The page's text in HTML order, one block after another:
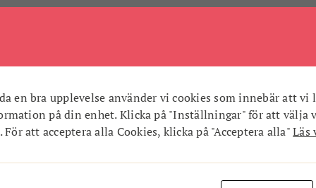
den poäng man har där. Men förbundskaptenen får göra lite
Jag har mött Birgitta Bengtsson, som förbundskapten
frågade hon mig om jag inte funderat på att tävla och
i min almanacka. Det enda ledde till det andra och sen
EM och där ska jag spela med Eva Berg från Laholm. Vi
ska vi ha vårt första träning i Halmstad.
en bra upplevelse använder vi cookies som innebär att vi
på din enhet. Klicka på "Inställningar" för att välja
att acceptera alla Cookies, klicka på "Acceptera alla"Läs